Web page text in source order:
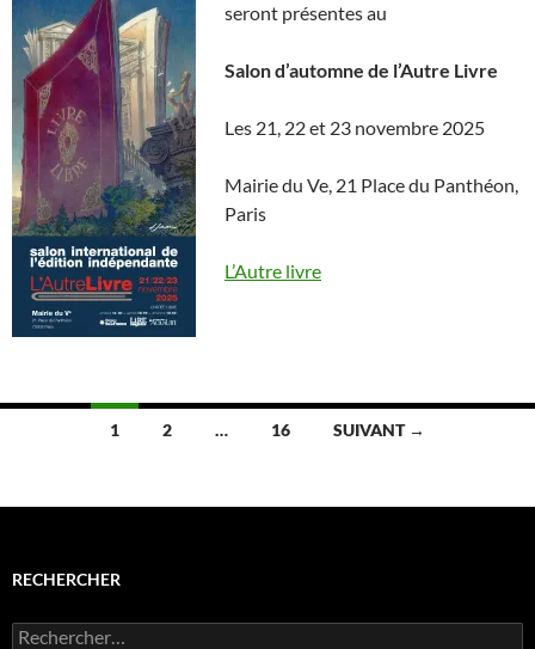
seront présentes au
Salon d’automne de l’Autre Livre
Les 21, 22 et 23 novembre 2025
Mairie du Ve, 21 Place du Panthéon,
Paris
L’Autre livre
Navigation
articles
1 2 … 16 SUIVANT →
RECHERCHER
Rechercher :